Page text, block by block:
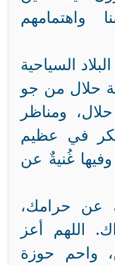
واهتمامهم
السياحية
حلال من جو
ومناظر
في عظيم
غُنيةٌ عن
عن حرامك،
اللهم أعز
واحم حوزة